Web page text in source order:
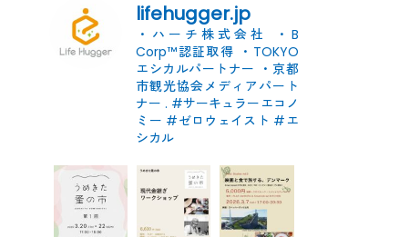
lifehugger.jp
・ハーチ株式会社
・B
Corp™認証取得 ・TOKYO
エシカルパートナー ・京都
市観光協会メディアパート
ナー . #サーキュラーエコノ
ミー #ゼロウェイスト #エ
シカル